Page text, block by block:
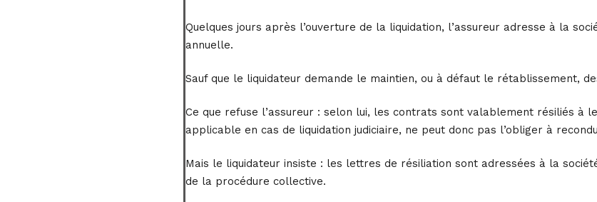
Quelques jours après l’ouverture de la liquidation, l’assureur adresse à la
annuelle.
Sauf que le liquidateur demande le maintien, ou à défaut le rétablissement,
Ce que refuse l’assureur : selon lui, les contrats sont valablement résiliés à
applicable en cas de liquidation judiciaire, ne peut donc pas l’obliger à
Mais le liquidateur insiste : les lettres de résiliation sont adressées à la
de la procédure collective.